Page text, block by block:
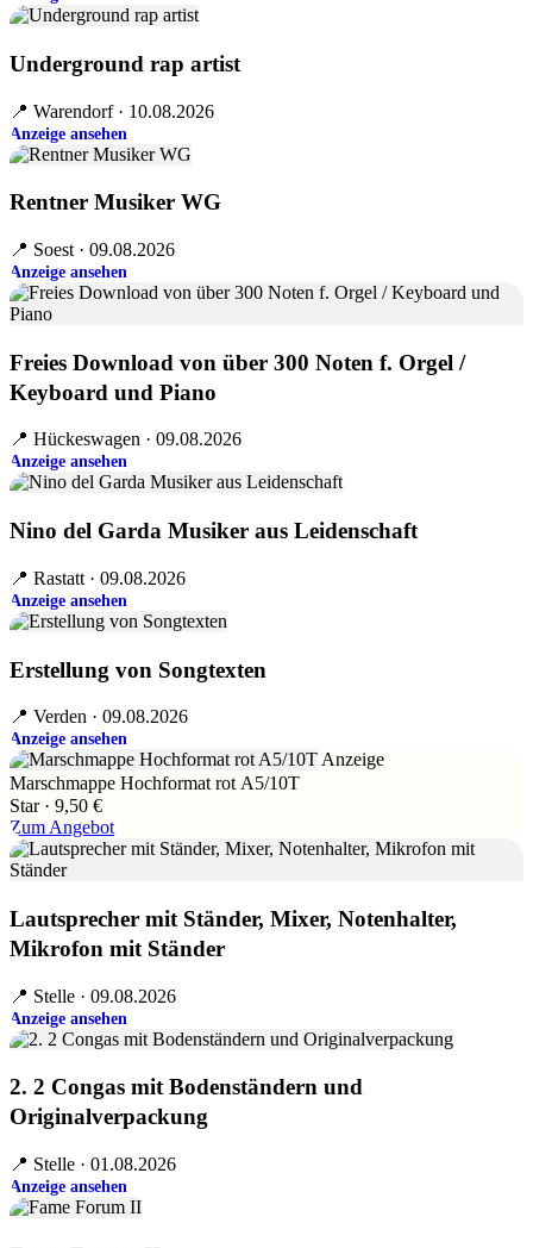
Underground rap artist
📍 Warendorf · 10.08.2026
Anzeige ansehen
Rentner Musiker WG
📍 Soest · 09.08.2026
Anzeige ansehen
Freies Download von über 300 Noten f. Orgel /
Keyboard und Piano
📍 Hückeswagen · 09.08.2026
Anzeige ansehen
Nino del Garda Musiker aus Leidenschaft
📍 Rastatt · 09.08.2026
Anzeige ansehen
Erstellung von Songtexten
📍 Verden · 09.08.2026
Anzeige ansehen
Anzeige
Marschmappe Hochformat rot A5/10T
Star · 9,50 €
Zum Angebot
Lautsprecher mit Ständer, Mixer, Notenhalter,
Mikrofon mit Ständer
📍 Stelle · 09.08.2026
Anzeige ansehen
2. 2 Congas mit Bodenständern und
Originalverpackung
📍 Stelle · 01.08.2026
Anzeige ansehen